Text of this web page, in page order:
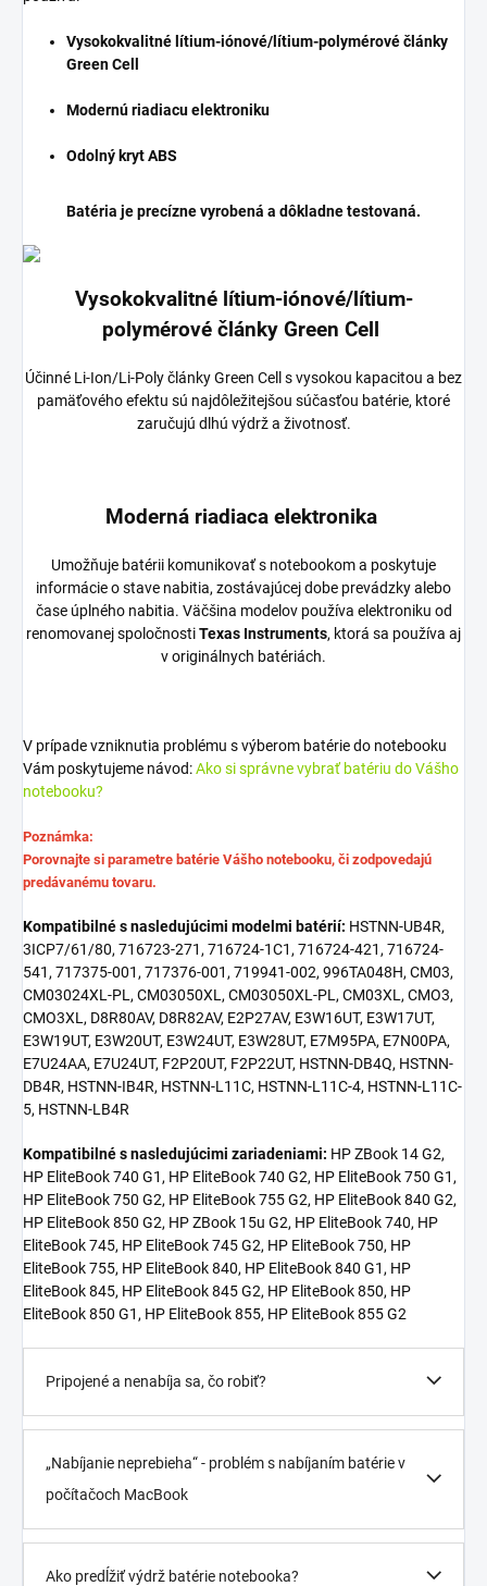
Vysokokvalitné lítium-iónové/lítium-polymérové články
Green Cell
Modernú riadiacu elektroniku
Odolný kryt ABS
Batéria je precízne vyrobená a dôkladne testovaná.
Vysokokvalitné lítium-iónové/lítium-
polymérové články Green Cell
Účinné Li-Ion/Li-Poly články Green Cell s vysokou kapacitou a bez
pamäťového efektu sú najdôležitejšou súčasťou batérie, ktoré
zaručujú dlhú výdrž a životnosť.
Moderná riadiaca elektronika
Umožňuje batérii komunikovať s notebookom a poskytuje
informácie o stave nabitia, zostávajúcej dobe prevádzky alebo
čase úplného nabitia. Väčšina modelov používa elektroniku od
renomovanej spoločnostiTexas Instruments, ktorá sa používa aj
v originálnych batériách.
V prípade vzniknutia problému s výberom batérie do notebooku
Vám poskytujeme návod:Ako si správne vybrať batériu do Vášho
notebooku?
Poznámka:
Porovnajte si parametre batérie Vášho notebooku, či zodpovedajú
predávanému tovaru.
Kompatibilné s nasledujúcimi modelmi batérií: HSTNN-UB4R,
3ICP7/61/80, 716723-271, 716724-1C1, 716724-421, 716724-
541, 717375-001, 717376-001, 719941-002, 996TA048H, CM03,
CM03024XL-PL, CM03050XL, CM03050XL-PL, CM03XL, CMO3,
CMO3XL, D8R80AV, D8R82AV, E2P27AV, E3W16UT, E3W17UT,
E3W19UT, E3W20UT, E3W24UT, E3W28UT, E7M95PA, E7N00PA,
E7U24AA, E7U24UT, F2P20UT, F2P22UT, HSTNN-DB4Q, HSTNN-
DB4R, HSTNN-IB4R, HSTNN-L11C, HSTNN-L11C-4, HSTNN-L11C-
5, HSTNN-LB4R
Kompatibilné s nasledujúcimi zariadeniami: HP ZBook 14 G2,
HP EliteBook 740 G1, HP EliteBook 740 G2, HP EliteBook 750 G1,
HP EliteBook 750 G2, HP EliteBook 755 G2, HP EliteBook 840 G2,
HP EliteBook 850 G2, HP ZBook 15u G2, HP EliteBook 740, HP
EliteBook 745, HP EliteBook 745 G2, HP EliteBook 750, HP
EliteBook 755, HP EliteBook 840, HP EliteBook 840 G1, HP
EliteBook 845, HP EliteBook 845 G2, HP EliteBook 850, HP
EliteBook 850 G1, HP EliteBook 855, HP EliteBook 855 G2
Pripojené a nenabíja sa, čo robiť?
„Nabíjanie neprebieha“ - problém s nabíjaním batérie v
počítačoch MacBook
Ako predĺžiť výdrž batérie notebooka?